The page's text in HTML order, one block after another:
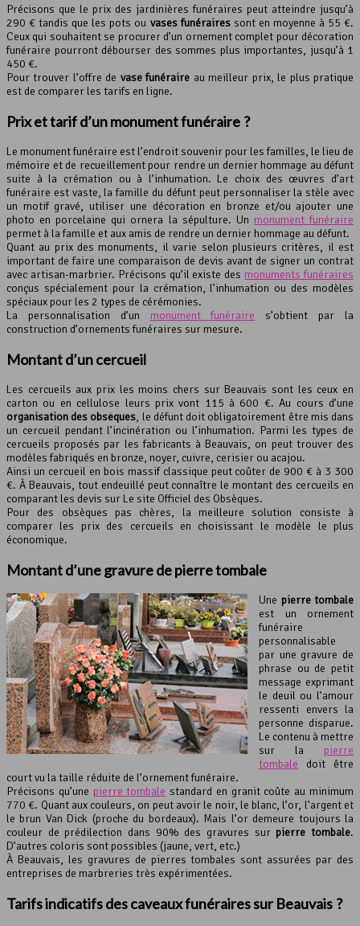
Précisons que le prix des jardinières funéraires peut atteindre jusqu’à
290 € tandis que les pots ou vases funérairessont en moyenne à 55 €.
Ceux qui souhaitent se procurer d’un ornement complet pour décoration
funéraire pourront débourser des sommes plus importantes, jusqu’à 1
450 €.
Pour trouver l’offre de vase funéraire au meilleur prix, le plus pratique
est de comparer les tarifs en ligne.
Prix et tarif d’un monument funéraire ?
Le monument funéraire est l’endroit souvenir pour les familles, le lieu de
mémoire et de recueillement pour rendre un dernier hommage au défunt
suite à la crémation ou à l’inhumation. Le choix des œuvres d’art
funéraire est vaste, la famille du défunt peut personnaliser la stèle avec
un motif gravé, utiliser une décoration en bronze et/ou ajouter une
photo en porcelaine qui ornera la sépulture. Un monument funéraire
permet à la famille et aux amis de rendre un dernier hommage au défunt.
Quant au prix des monuments, il varie selon plusieurs critères, il est
important de faire une comparaison de devis avant de signer un contrat
avec artisan-marbrier. Précisons qu’il existe des monuments funéraires
conçus spécialement pour la crémation, l’inhumation ou des modèles
spéciaux pour les 2 types de cérémonies.
La personnalisation d’un monument funéraire s’obtient par la
construction d’ornements funéraires sur mesure.
Montant d’un cercueil
Les cercueils aux prix les moins chers sur Beauvais sont les ceux en
carton ou en cellulose leurs prix vont 115 à 600 €. Au cours d’une
organisation des obsèques, le défunt doit obligatoirement être mis dans
un cercueil pendant l’incinération ou l’inhumation. Parmi les types de
cercueils proposés par les fabricants à Beauvais, on peut trouver des
modèles fabriqués en bronze, noyer, cuivre, cerisier ou acajou.
Ainsi un cercueil en bois massif classique peut coûter de 900 € à 3 300
€. À Beauvais, tout endeuillé peut connaître le montant des cercueils en
comparant les devis sur Le site Officiel des Obsèques.
Pour des obsèques pas chères, la meilleure solution consiste à
comparer les prix des cercueils en choisissant le modèle le plus
économique.
Montant d’une gravure de pierre tombale
Une pierre tombale
est un ornement
funéraire
personnalisable
par une gravure de
phrase ou de petit
message exprimant
le deuil ou l’amour
ressenti envers la
personne disparue.
Le contenu à mettre
sur la pierre
tombale doit être
court vu la taille réduite de l’ornement funéraire.
Précisons qu’une pierre tombale standard en granit coûte au minimum
770 €. Quant aux couleurs, on peut avoir le noir, le blanc, l’or, l’argent et
le brun Van Dick (proche du bordeaux). Mais l’or demeure toujours la
couleur de prédilection dans 90% des gravures sur pierre tombale.
D’autres coloris sont possibles (jaune, vert, etc.)
À Beauvais, les gravures de pierres tombales sont assurées par des
entreprises de marbreries très expérimentées.
Tarifs indicatifs des caveaux funéraires sur Beauvais ?